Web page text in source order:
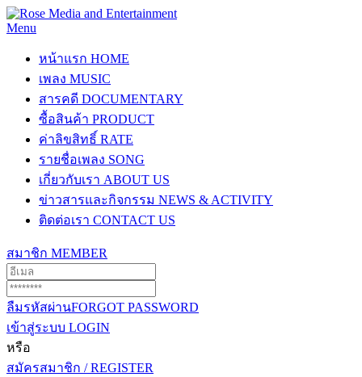
Menu
หน้าแรก HOME
เพลง MUSIC
สารคดี DOCUMENTARY
ซื้อสินค้า PRODUCT
ค่าลิขสิทธิ์ RATE
รายชื่อเพลง SONG
เกี่ยวกับเรา ABOUT US
ข่าวสารและกิจกรรม NEWS & ACTIVITY
ติดต่อเรา CONTACT US
สมาชิก MEMBER
ลืมรหัสผ่านFORGOT PASSWORD
เข้าสู่ระบบ LOGIN
หรือ
สมัครสมาชิก / REGISTER